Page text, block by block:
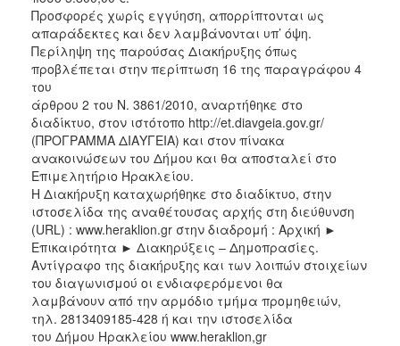
Προσφορές χωρίς εγγύηση, απορρίπτονται ως
απαράδεκτες και δεν λαμβάνονται υπ’ όψη.
Περίληψη της παρούσας Διακήρυξης όπως
προβλέπεται στην περίπτωση 16 της παραγράφου 4
του
άρθρου 2 του Ν. 3861/2010, αναρτήθηκε στο
διαδίκτυο, στον ιστότοπο http://et.diavgeia.gov.gr/
(ΠΡΟΓΡΑΜΜΑ ΔΙΑΥΓΕΙΑ) και στον πίνακα
ανακοινώσεων του Δήμου και θα αποσταλεί στο
Επιμελητήριο Ηρακλείου.
Η Διακήρυξη καταχωρήθηκε στο διαδίκτυο, στην
ιστοσελίδα της αναθέτουσας αρχής στη διεύθυνση
(URL) : www.heraklion.gr στην διαδρομή : Αρχική ►
Επικαιρότητα ► Διακηρύξεις – Δημοπρασίες.
Αντίγραφο της διακήρυξης και των λοιπών στοιχείων
του διαγωνισμού οι ενδιαφερόμενοι θα
λαμβάνουν από την αρμόδιο τμήμα προμηθειών,
τηλ. 2813409185-428 ή και την ιστοσελίδα
του Δήμου Ηρακλείου www.heraklion,gr